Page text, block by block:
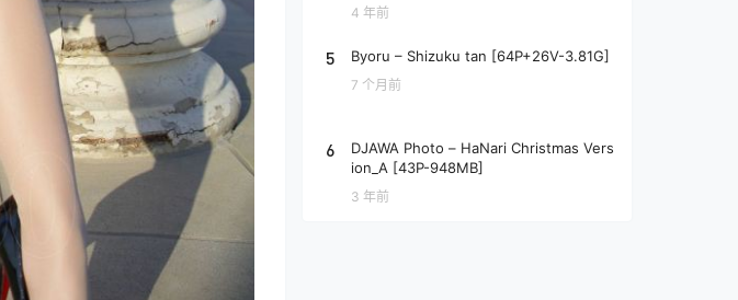
4 年前
5 Byoru – Shizuku tan [64P+26V-3.81G]
7 个月前
6
DJAWA Photo – HaNari Christmas Vers
ion_A [43P-948MB]
3 年前